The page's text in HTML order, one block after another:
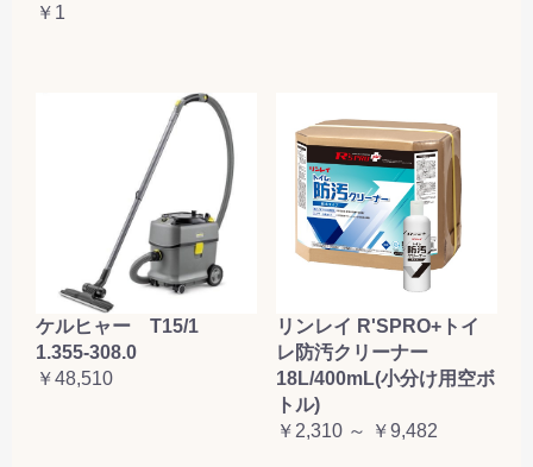
￥1
ケルヒャー T15/1
1.355-308.0
￥48,510
リンレイ R'SPRO+トイ
レ防汚クリーナー
18L/400mL(小分け用空ボ
トル)
￥2,310 ～ ￥9,482